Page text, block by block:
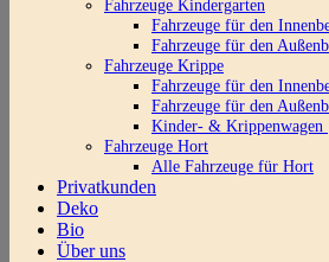
Fahrzeuge Kindergarten
Fahrzeuge für den
Fahrzeuge für den
Fahrzeuge Krippe
Fahrzeuge für den
Fahrzeuge für den
Kinder- & Krippenwagen
Fahrzeuge Hort
Alle Fahrzeuge für Hort
Privatkunden
Deko
Bio
Über uns